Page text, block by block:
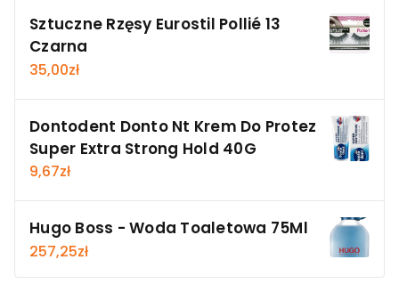
Sztuczne Rzęsy Eurostil Pollié 13
Czarna
35,00zł
Dontodent Donto Nt Krem Do Protez
Super Extra Strong Hold 40G
9,67zł
Hugo Boss - Woda Toaletowa 75Ml
257,25zł